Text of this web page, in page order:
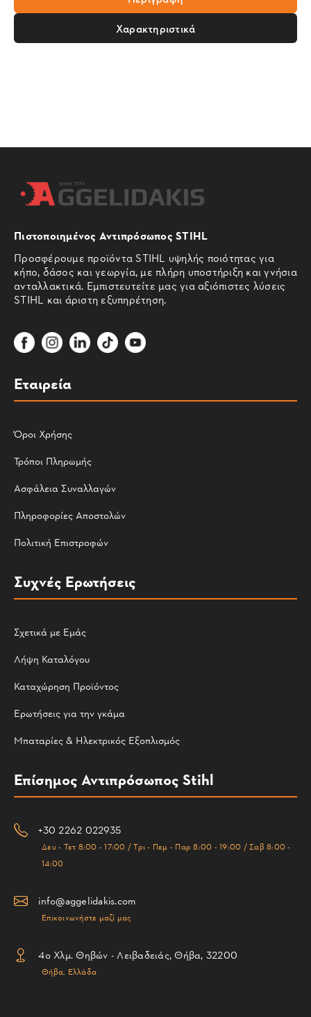
Χαρακτηριστικά
Πιστοποιημένος Αντιπρόσωπος STIHL
Προσφέρουμε προϊόντα STIHL υψηλής ποιότητας για
κήπο, δάσος και γεωργία, με πλήρη υποστήριξη και γνήσια
ανταλλακτικά. Εμπιστευτείτε μας για αξιόπιστες λύσεις
STIHL και άριστη εξυπηρέτηση.
Εταιρεία
Όροι Χρήσης
Τρόποι Πληρωμής
Ασφάλεια Συναλλαγών
Πληροφορίες Αποστολών
Πολιτική Επιστροφών
Συχνές Ερωτήσεις
Σχετικά με Εμάς
Λήψη Καταλόγου
Καταχώρηση Προϊόντος
Ερωτήσεις για την γκάμα
Μπαταρίες & Ηλεκτρικός Εξοπλισμός
Επίσημος Αντιπρόσωπος Stihl
+30 2262 022935
Δευ - Τετ 8:00 - 17:00 / Τρι - Πεμ - Παρ 8:00 - 19:00 / Σαβ 8:00 -
14:00
info@aggelidakis.com
Επικοινωνήστε μαζί μας
4ο Χλμ. Θηβών - Λειβαδειάς, Θήβα, 32200
Θήβα, Ελλάδα